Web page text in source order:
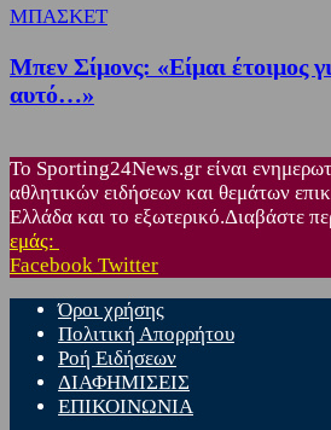
ΜΠΑΣΚΕΤ
Μπεν Σίμονς: «Είμαι έτοιμος
αυτό…»
Το Sporting24News.gr είναι
αθλητικών ειδήσεων και θεμάτων
Ελλάδα και το εξωτερικό.Διαβάστε
εμάς:
Facebook Twitter
Όροι χρήσης
Πολιτική Απορρήτου
Ροή Ειδήσεων
ΔΙΑΦΗΜΙΣΕΙΣ
ΕΠΙΚΟΙΝΩΝΙΑ